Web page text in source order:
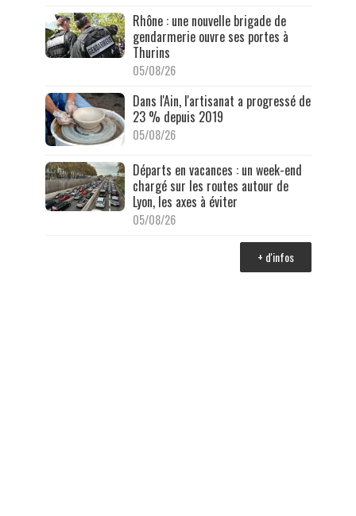
Rhône : une nouvelle brigade de
gendarmerie ouvre ses portes à
Thurins
05/08/26
Dans l'Ain, l'artisanat a progressé de
23 % depuis 2019
05/08/26
Départs en vacances : un week-end
chargé sur les routes autour de
Lyon, les axes à éviter
05/08/26
+ d'infos